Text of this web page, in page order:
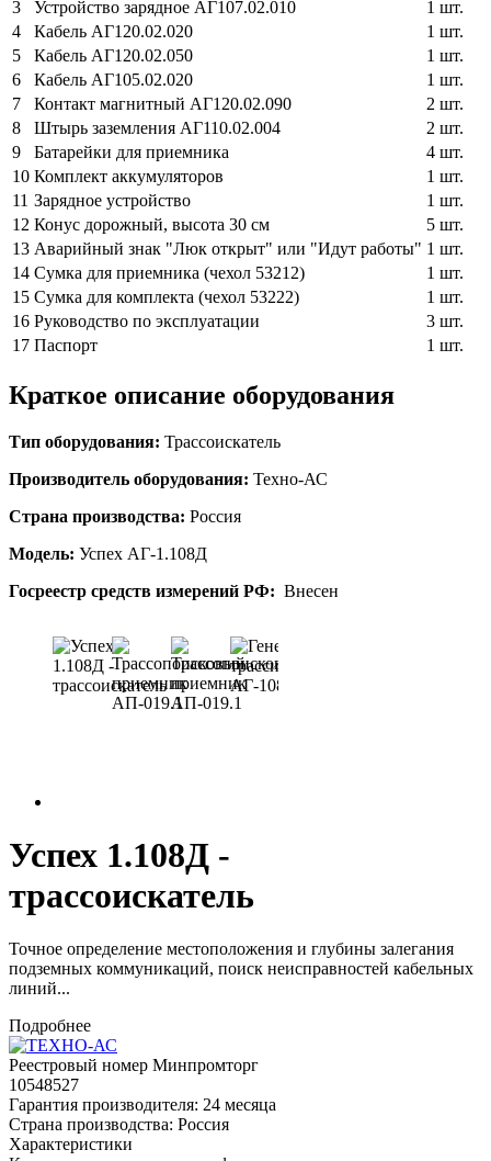
3
Устройство зарядное АГ107.02.010
1 шт.
4
Кабель АГ120.02.020
1 шт.
5
Кабель АГ120.02.050
1 шт.
6
Кабель АГ105.02.020
1 шт.
7
Контакт магнитный АГ120.02.090
2 шт.
8
Штырь заземления АГ110.02.004
2 шт.
9
Батарейки для приемника
4 шт.
10 Комплект аккумуляторов
1 шт.
11 Зарядное устройство
1 шт.
12 Конус дорожный, высота 30 см
5 шт.
13 Аварийный знак "Люк открыт" или "Идут работы" 1 шт.
14 Сумка для приемника (чехол 53212)
1 шт.
15 Сумка для комплекта (чехол 53222)
1 шт.
16 Руководство по эксплуатации
3 шт.
17 Паспорт 1 шт.
Краткое описание оборудования
Тип оборудования: Трассоискатель
Производитель оборудования: Техно-АС
Страна производства: Россия
Модель: Успех АГ-1.108Д
Госреестр средств измерений РФ: Внесен
Успех 1.108Д -
трассоискатель
Точное определение местоположения и глубины залегания
подземных коммуникаций, поиск неисправностей кабельных
линий...
Подробнее
Реестровый номер Минпромторг
10548527
Гарантия производителя: 24 месяца
Страна производства: Россия
Характеристики